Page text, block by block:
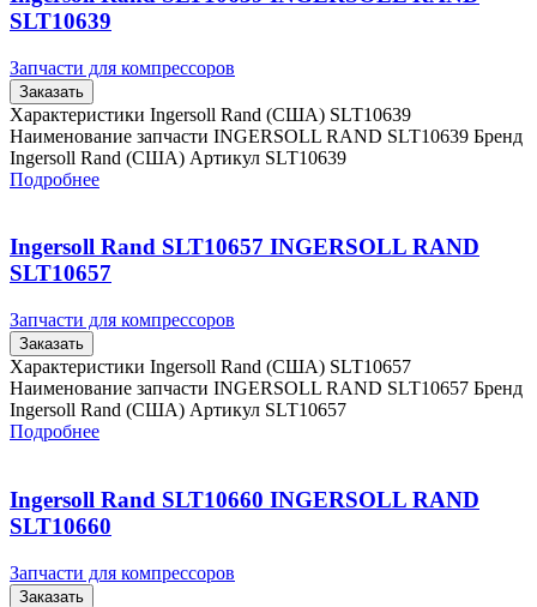
SLT10639
Запчасти для компрессоров
Заказать
Характеристики Ingersoll Rand (США) SLT10639
Наименование запчасти INGERSOLL RAND SLT10639 Бренд
Ingersoll Rand (США) Артикул SLT10639
Подробнее
Ingersoll Rand SLT10657 INGERSOLL RAND
SLT10657
Запчасти для компрессоров
Заказать
Характеристики Ingersoll Rand (США) SLT10657
Наименование запчасти INGERSOLL RAND SLT10657 Бренд
Ingersoll Rand (США) Артикул SLT10657
Подробнее
Ingersoll Rand SLT10660 INGERSOLL RAND
SLT10660
Запчасти для компрессоров
Заказать